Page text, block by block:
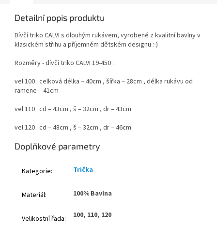
Detailní popis produktu
Dívčí triko CALVI s dlouhým rukávem, vyrobené z kvalitní bavlny v
klasickém střihu a příjemném dětském designu :-)
Rozměry - dívčí triko CALVI 19-450 :
vel.100 : celková délka – 40cm , šířka – 28cm , délka rukávu od
ramene – 41cm
vel.110 : cd – 43cm , š – 32cm , dr – 43cm
vel.120 : cd – 48cm , š – 32cm , dr – 46cm
Doplňkové parametry
Kategorie: Trička
Materiál: 100% Bavlna
Velikostní řada: 100, 110, 120